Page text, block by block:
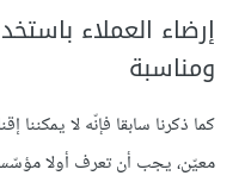
إرضاء العملاء
ومناسبة
كما ذكرنا سابقا فإنّه لا يمكننا
معيّن، يجب أن تعرف أولا